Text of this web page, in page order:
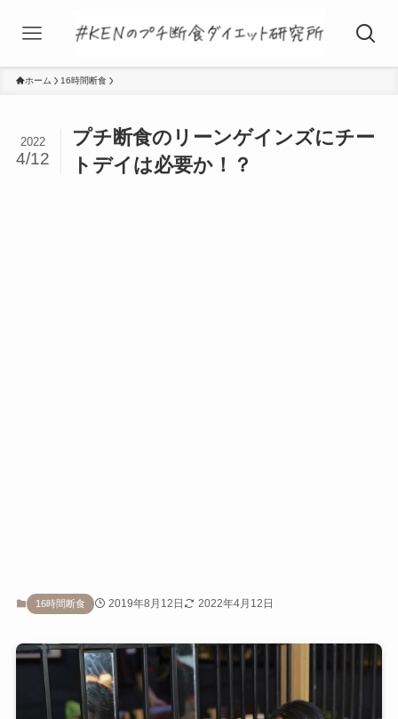
ホーム 16時間断食
プチ断食のリーンゲインズにチー
トデイは必要か！？
2022
4/12
16時間断食 2019年8月12日 2022年4月12日